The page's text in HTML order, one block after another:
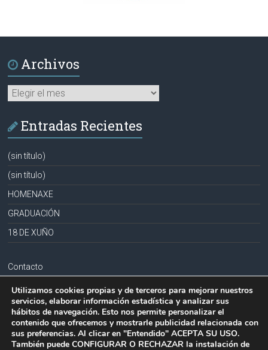
Archivos
Archivos
Entradas Recientes
(sin título)
(sin título)
HOMENAXE
GRADUACIÓN
18 DE XUÑO
Contacto
Aviso legal
Política de privacidad
Política de cookies
Utilizamos cookies propias y de terceros para mejorar nuestros
servicios, elaborar información estadística y analizar sus
hábitos de navegación. Esto nos permite personalizar el
contenido que ofrecemos y mostrarle publicidad relacionada con
sus preferencias. Al clicar en "Entendido" ACEPTA SU USO.
También puede CONFIGURAR O RECHAZAR la instalación de